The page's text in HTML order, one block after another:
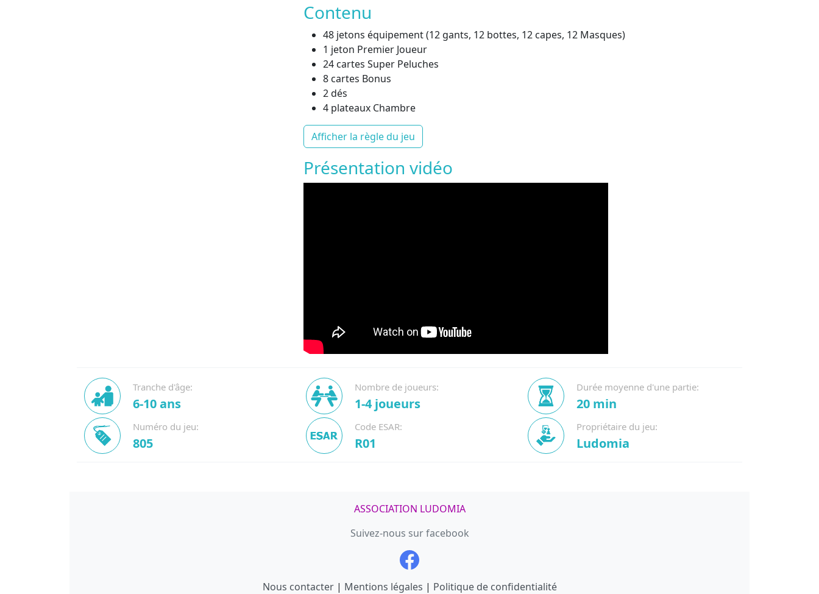
Contenu
48 jetons équipement (12 gants, 12 bottes, 12 capes, 12 Masques)
1 jeton Premier Joueur
24 cartes Super Peluches
8 cartes Bonus
2 dés
4 plateaux Chambre
Afficher la règle du jeu
Présentation vidéo
Tranche d'âge:
6-10 ans
Nombre de joueurs:
1-4 joueurs
Durée moyenne d'une partie:
20 min
Numéro du jeu:
805
Code ESAR:
R01
Propriétaire du jeu:
Ludomia
ASSOCIATION LUDOMIA
Suivez-nous sur facebook
Nous contacter| Mentions légales | Politique de confidentialité